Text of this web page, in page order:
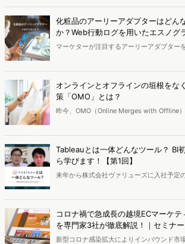
んなアプリを使っているのか、主にユーザ
から調べることができます。今回はeMark+
ザー数の前月比が急上昇したアプリをチェ
査しました。
化粧品のアーリーアダプターはどん
か？Web行動ログを用いたエスノグ
にします
マーケターが注目するアーリーアダプター
れまではアンケートでの意識調査で定義す
が、Web行動ログで定義することで、より
ターを発見、分析することが可能となりま
ノグラフィーを採用。行動観察調査をWeb
り組みです。今回の対象である美容アーリ
で、何に注目しているのか、分析していき
オンラインとオフラインの垣根をな
策「OMO」とは？
昨今、OMO（Online Merges with Offline
フラインの境界を意識せずに顧客の購買意
グ施策が広まっています。オンラインとオ
OMOとは何か、解説します。
Tableauとは一体どんなツール？ BI
ら学びます！【第1回】
来年から株式会社ヴァリューズに入社予定
ら学んでいきます。講師はTableauの公式
ヴァリューズで、セミナーも行っている若
Tableauとは何か、BIツールとは何かにつ
利用するイメージを掴みます。Tableauを
などを考えている方、ぜひ一緒に勉強して
コロナ禍で急成長の越境ECマーケテ
を専門家3社が徹底解説！｜セミナ
新型コロナ感染拡大によりインバウンド市